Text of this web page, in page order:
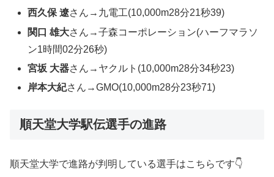
西久保 遼さん→九電工(10,000m28分21秒39)
関口 雄大さん→子森コーポレーション(ハーフマラソ
ン1時間02分26秒)
宮坂 大器さん→ヤクルト(10,000m28分34秒23)
岸本大紀さん→GMO(10,000m28分23秒71)
順天堂大学駅伝選手の進路
順天堂大学で進路が判明している選手はこちらです👇